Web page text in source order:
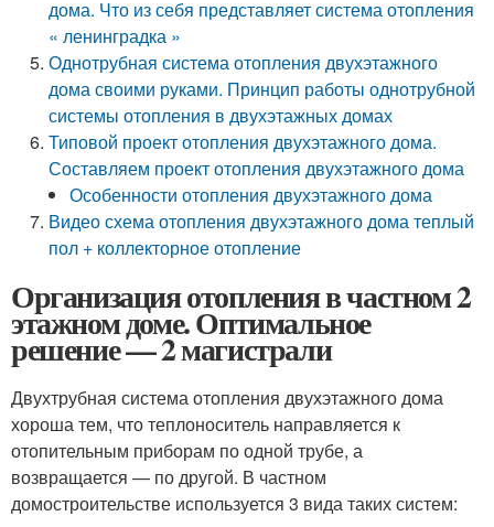
дома. Что из себя представляет система отопления
« ленинградка »
Однотрубная система отопления двухэтажного
дома своими руками. Принцип работы однотрубной
системы отопления в двухэтажных домах
Типовой проект отопления двухэтажного дома.
Составляем проект отопления двухэтажного дома
Особенности отопления двухэтажного дома
Видео схема отопления двухэтажного дома теплый
пол + коллекторное отопление
Организация отопления в частном 2
этажном доме. Оптимальное
решение — 2 магистрали
Двухтрубная система отопления двухэтажного дома
хороша тем, что теплоноситель направляется к
отопительным приборам по одной трубе, а
возвращается — по другой. В частном
домостроительстве используется 3 вида таких систем: